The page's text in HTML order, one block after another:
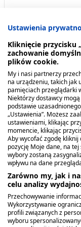
Omega-3 forte
kapsułki, 1000
23,89 zł
Dawkowanie
przyjmować
Opis
Suplement
kwasy
naturalnych
oleju
Ustawienia
Kliknięcie przycisku
zachowanie
plików cookie.
My i nasi partnerzy
na urządzeniu, takich jak
pamięciach przeglądarki
Niektórzy dostawcy
podstawie
„Ustawienia”. Możesz
ustawieniami, klikając
momencie, klikając
Aby wycofać zgodę
pozycję Moje dane, na
wybory zostaną
wpływu na dane
Zarówno my, jak i
celu analizy
Przechowywanie
Wykorzystywanie
profili związanych z
wyboru